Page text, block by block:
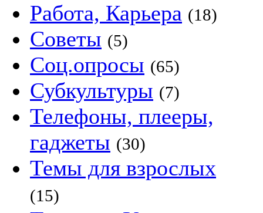
Работа, Карьера (18)
Советы (5)
Соц.опросы (65)
Субкультуры (7)
Телефоны, плееры,
гаджеты (30)
Темы для взрослых
(15)